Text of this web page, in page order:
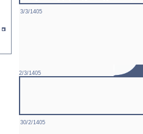
3/3/1405
2/3/1405
30/2/1405